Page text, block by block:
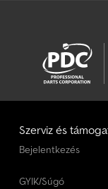
Szerviz és
Bejelentkezés
GYIK/Súgó